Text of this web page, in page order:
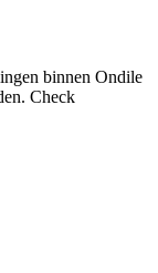
binnen Ondile
Check